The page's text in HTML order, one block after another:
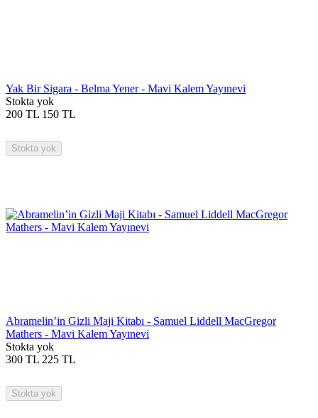
Yak Bir Sigara - Belma Yener - Mavi Kalem Yayınevi
Stokta yok
200 TL 150 TL
Stokta yok
Abramelin’in Gizli Maji Kitabı - Samuel Liddell MacGregor
Mathers - Mavi Kalem Yayınevi
Stokta yok
300 TL 225 TL
Stokta yok